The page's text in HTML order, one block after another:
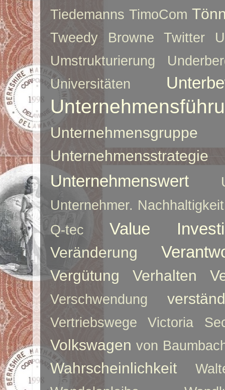
Tiedemanns TimoCom
Tweedy Browne Twitter
Umstrukturierung
Universitäten
Unternehmensgruppe
Unternehmensstrategie
Unternehmenswert
Unternehmer. Nachhaltigkeit
Q-tec
Value
Veränderung
Vergütung Verhalten
Verschwendung
Vertriebswege Victoria
Volkswagen von
Wahrscheinlichkeit